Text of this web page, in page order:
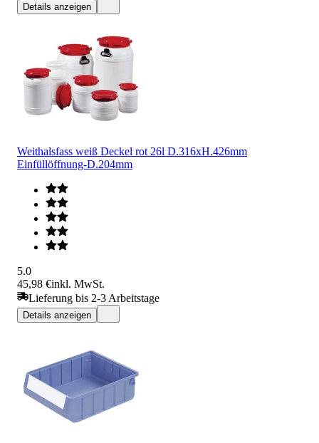
Details anzeigen
Weithalsfass weiß Deckel rot 26l D.316xH.426mm
Einfüllöffnung-D.204mm
5.0
45,98 €inkl. MwSt.
Lieferung bis 2-3 Arbeitstage
Details anzeigen